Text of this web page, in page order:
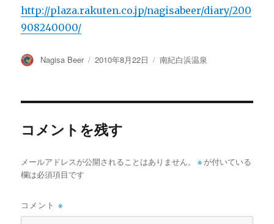
http://plaza.rakuten.co.jp/nagisabeer/diary/200
908240000/
投
Nagisa Beer
投
2010年8月22日
カ
南紀白浜温泉
コメントを残す
メールアドレスが公開されることはありません。 ※ が付いている
欄は必須項目です
コメント※